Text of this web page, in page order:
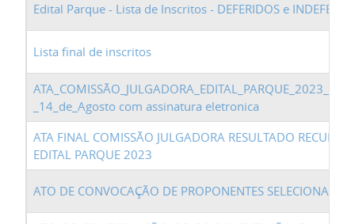
Edital Parque - Lista de Inscritos - DEFERIDOS e
Lista final de inscritos
ATA_COMISSÃO_JULGADORA_EDITAL_PARQUE_2023_1_-
_14_de_Agosto com assinatura eletronica
ATA FINAL COMISSÃO JULGADORA RESULTADO RECURSO
EDITAL PARQUE 2023
ATO DE CONVOCAÇÃO DE PROPONENTES SELECIONADOS